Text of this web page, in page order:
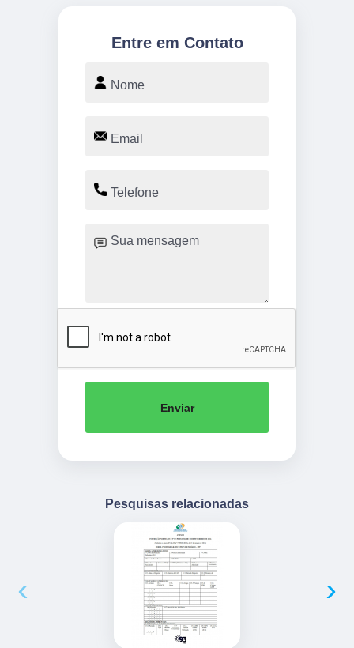
Entre em Contato
Enviar
Pesquisas relacionadas
‹ ›